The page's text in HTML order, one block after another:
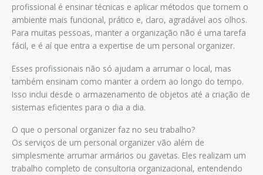
profissional é ensinar técnicas e aplicar métodos que tornem o
ambiente mais funcional, prático e, claro, agradável aos olhos.
Para muitas pessoas, manter a organização não é uma tarefa
fácil, e é aí que entra a expertise de um personal organizer.
Esses profissionais não só ajudam a arrumar o local, mas
também ensinam como manter a ordem ao longo do tempo.
Isso inclui desde o armazenamento de objetos até a criação de
sistemas eficientes para o dia a dia.
O que o personal organizer faz no seu trabalho?
Os serviços de um personal organizer vão além de
simplesmente arrumar armários ou gavetas. Eles realizam um
trabalho completo de consultoria organizacional, entendendo